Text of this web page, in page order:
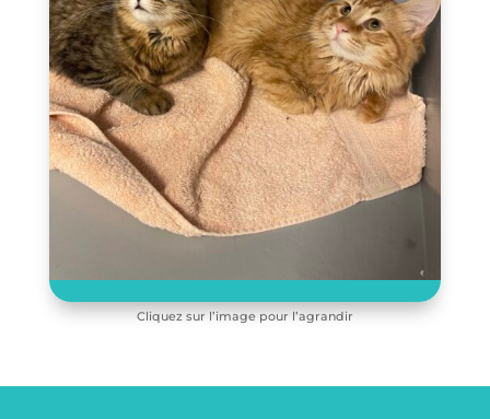
Cliquez sur l’image pour l’agrandir